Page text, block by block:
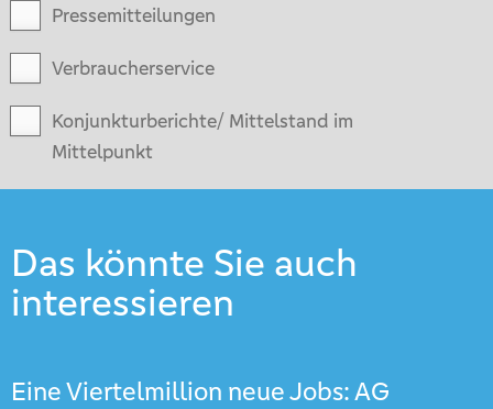
Pressemitteilungen
Verbraucherservice
Konjunkturberichte/ Mittelstand im
Mittelpunkt
Das könnte Sie auch
interessieren
Eine Viertelmillion neue Jobs: AG